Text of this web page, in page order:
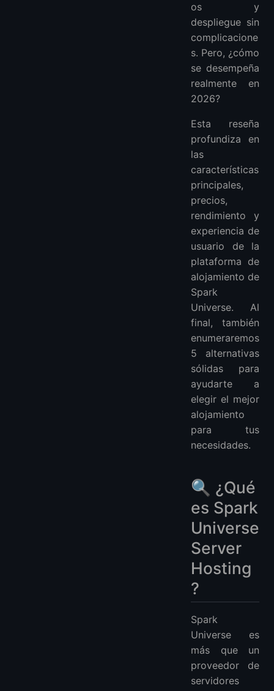
os y
despliegue sin
complicacione
s. Pero, ¿cómo
se desempeña
realmente en
2026?
Esta reseña
profundiza en
las
características
principales,
precios,
rendimiento y
experiencia de
usuario de la
plataforma de
alojamiento de
Spark
Universe. Al
final, también
enumeraremos
5 alternativas
sólidas para
ayudarte a
elegir el mejor
alojamiento
para tus
necesidades.
🔍 ¿Qué
es Spark
Universe
Server
Hosting
?
Spark
Universe es
más que un
proveedor de
servidores